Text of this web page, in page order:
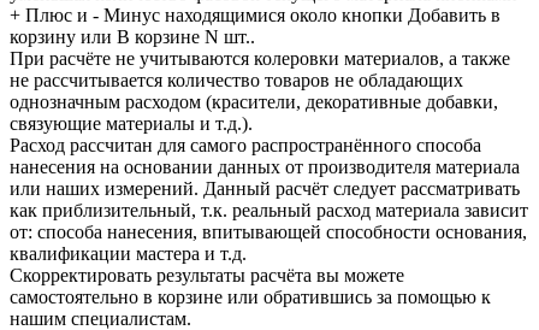
+ Плюс и - Минус находящимися около кнопки Добавить в
корзину или В корзине N шт..
При расчёте не учитываются колеровки материалов, а также
не рассчитывается количество товаров не обладающих
однозначным расходом (красители, декоративные добавки,
связующие материалы и т.д.).
Расход рассчитан для самого распространённого способа
нанесения на основании данных от производителя материала
или наших измерений. Данный расчёт следует рассматривать
как приблизительный, т.к. реальный расход материала зависит
от: способа нанесения, впитывающей способности основания,
квалификации мастера и т.д.
Скорректировать результаты расчёта вы можете
самостоятельно в корзине или обратившись за помощью к
нашим специалистам.